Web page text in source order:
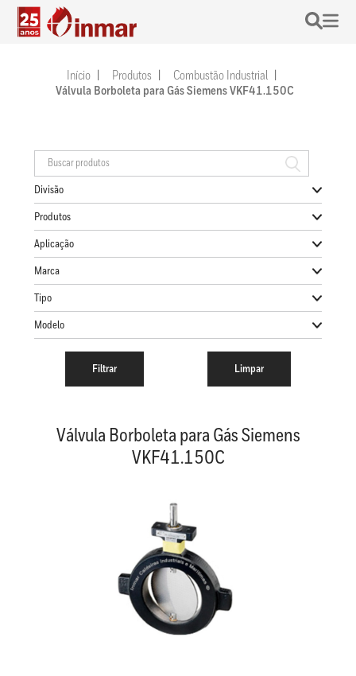
Início Produtos
Combustão Industrial
Válvula Borboleta para Gás Siemens VKF41.150C
Divisão
Produtos
Aplicação
Marca
Tipo
Modelo
Válvula Borboleta para Gás Siemens
VKF41.150C